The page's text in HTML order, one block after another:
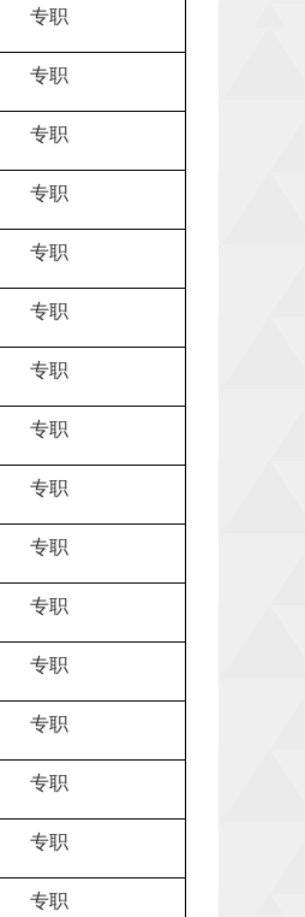
专职
专职
专职
专职
专职
专职
专职
专职
专职
专职
专职
专职
专职
专职
专职
专职